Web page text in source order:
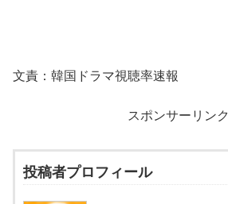
文責：韓国ドラマ視聴率速報
スポンサーリンク
投稿者プロフィール